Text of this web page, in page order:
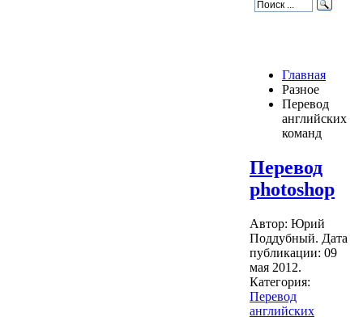
Главная
Разное
Перевод
английских
команд
Перевод
photoshop
Автор: Юрий
Поддубный. Дата
публикации: 09
мая 2012.
Категория:
Перевод
английских